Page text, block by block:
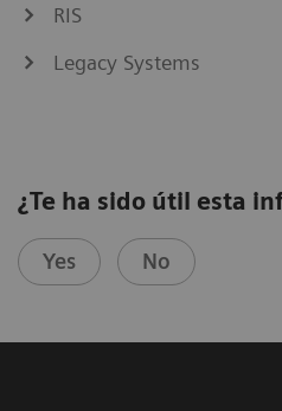
RIS
Legacy Systems
¿Te ha sido útil esta
Yes No